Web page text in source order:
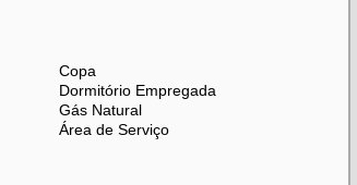
Copa
Dormitório Empregada
Gás Natural
Área de Serviço